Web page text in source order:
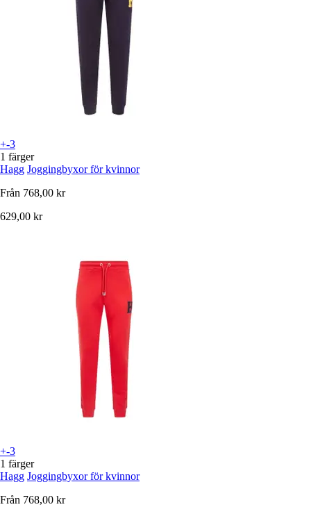
+-3
1 färger
Hagg Joggingbyxor för kvinnor
Från 768,00 kr
629,00 kr
+-3
1 färger
Hagg Joggingbyxor för kvinnor
Från 768,00 kr